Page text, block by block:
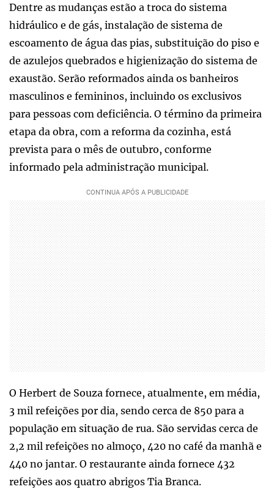
Dentre as mudanças estão a troca do sistema
hidráulico e de gás, instalação de sistema de
escoamento de água das pias, substituição do piso e
de azulejos quebrados e higienização do sistema de
exaustão. Serão reformados ainda os banheiros
masculinos e femininos, incluindo os exclusivos
para pessoas com deficiência. O término da primeira
etapa da obra, com a reforma da cozinha, está
prevista para o mês de outubro, conforme
informado pela administração municipal.
O Herbert de Souza fornece, atualmente, em média,
3 mil refeições por dia, sendo cerca de 850 para a
população em situação de rua. São servidas cerca de
2,2 mil refeições no almoço, 420 no café da manhã e
440 no jantar. O restaurante ainda fornece 432
refeições aos quatro abrigos Tia Branca.